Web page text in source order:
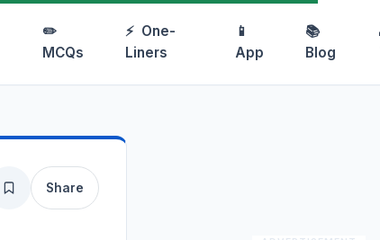
✏️
MCQs
⚡ One-
Liners
📱
App
📚
Blog
Share